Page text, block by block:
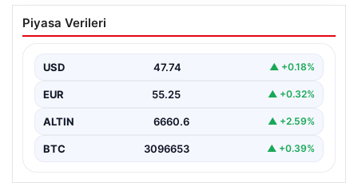
Avcılar Belediyesi’ne operasyon. 12
şüpheli gözaltına alındı
Piyasa Verileri
USD 47.74 ▲ +0.18%
EUR 55.25 ▲ +0.32%
ALTIN 6660.6 ▲ +2.59%
BTC 3096653 ▲ +0.39%